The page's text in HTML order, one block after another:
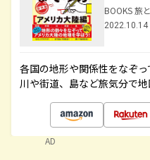
BOOKS 旅
2022.10.14
各国の地形や関係性をなぞっ
川や街道、島など旅気分で
AD